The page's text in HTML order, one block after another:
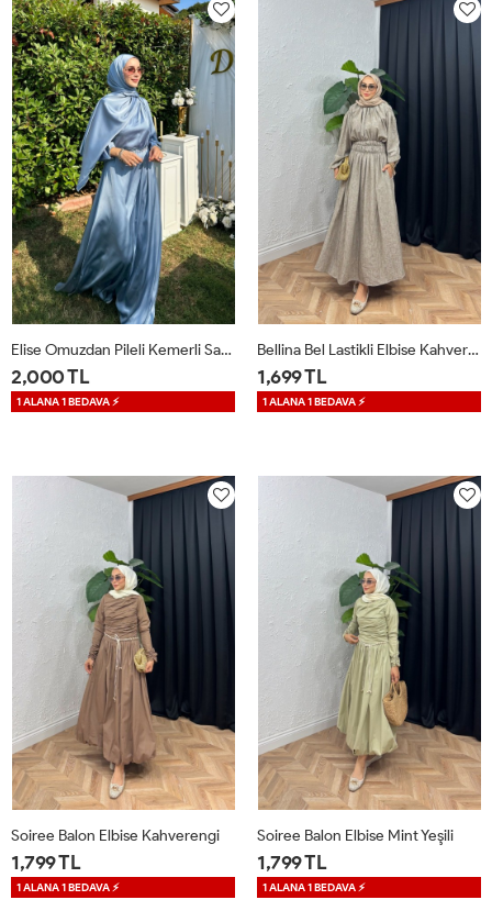
36 38 40 42
Elise Omuzdan Pileli Kemerli Saten Elbise Mavi
2,000 TL
1 ALANA 1 BEDAVA ⚡
1 2
Bellina Bel Lastikli Elbise Kahverengi
1,699 TL
1 ALANA 1 BEDAVA ⚡
36 38 40 42
Soiree Balon Elbise Kahverengi
1,799 TL
1 ALANA 1 BEDAVA ⚡
36 38 40 42
Soiree Balon Elbise Mint Yeşili
1,799 TL
1 ALANA 1 BEDAVA ⚡